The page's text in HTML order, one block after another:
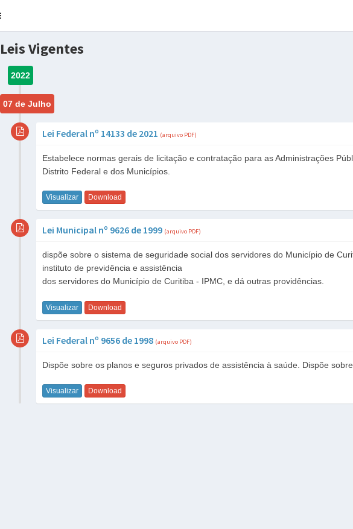
Toggle
navigation
Leis Vigentes
2022
07 de Julho
Lei Federal nº 14133 de 2021 (arquivo PDF)
Estabelece normas gerais de licitação e contratação para as Administrações
Distrito Federal e dos Municípios.
Visualizar Download
Lei Municipal nº 9626 de 1999 (arquivo PDF)
dispõe sobre o sistema de seguridade social dos servidores do Município de
instituto de previdência e assistência
dos servidores do Município de Curitiba - IPMC, e dá outras providências.
Visualizar Download
Lei Federal nº 9656 de 1998 (arquivo PDF)
Dispõe sobre os planos e seguros privados de assistência à saúde. Dispõe
Visualizar Download